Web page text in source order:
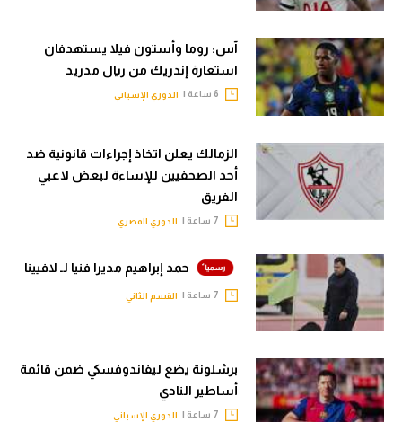
آس: روما وأستون فيلا يستهدفان
استعارة إندريك من ريال مدريد
الدوري الإسباني
الزمالك يعلن اتخاذ إجراءات قانونية ضد
أحد الصحفيين للإساءة لبعض لاعبي
الفريق
الدوري المصري
حمد إبراهيم مديرا فنيا لـ لافيينا
القسم الثاني
برشلونة يضع ليفاندوفسكي ضمن قائمة
أساطير النادي
الدوري الإسباني